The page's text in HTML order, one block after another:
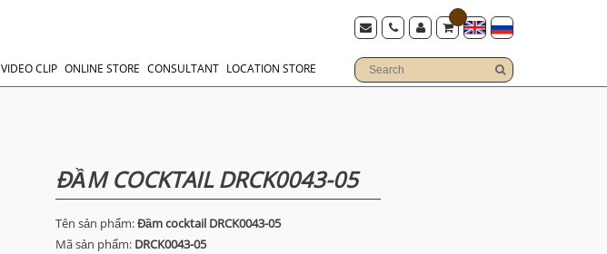
VIDEO CLIP ONLINE STORE CONSULTANT LOCATION STORE
ĐẦM COCKTAIL DRCK0043-05
Tên sản phẩm:Đầm cocktail DRCK0043-05
Mã sản phẩm: DRCK0043-05